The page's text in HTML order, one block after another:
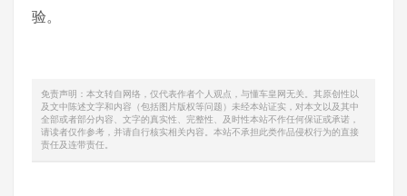
验。
免责声明：本文转自网络，仅代表作者个人观点，与懂车皇网无关。其原创性以
及文中陈述文字和内容（包括图片版权等问题）未经本站证实，对本文以及其中
全部或者部分内容、文字的真实性、完整性、及时性本站不作任何保证或承诺，
请读者仅作参考，并请自行核实相关内容。本站不承担此类作品侵权行为的直接
责任及连带责任。